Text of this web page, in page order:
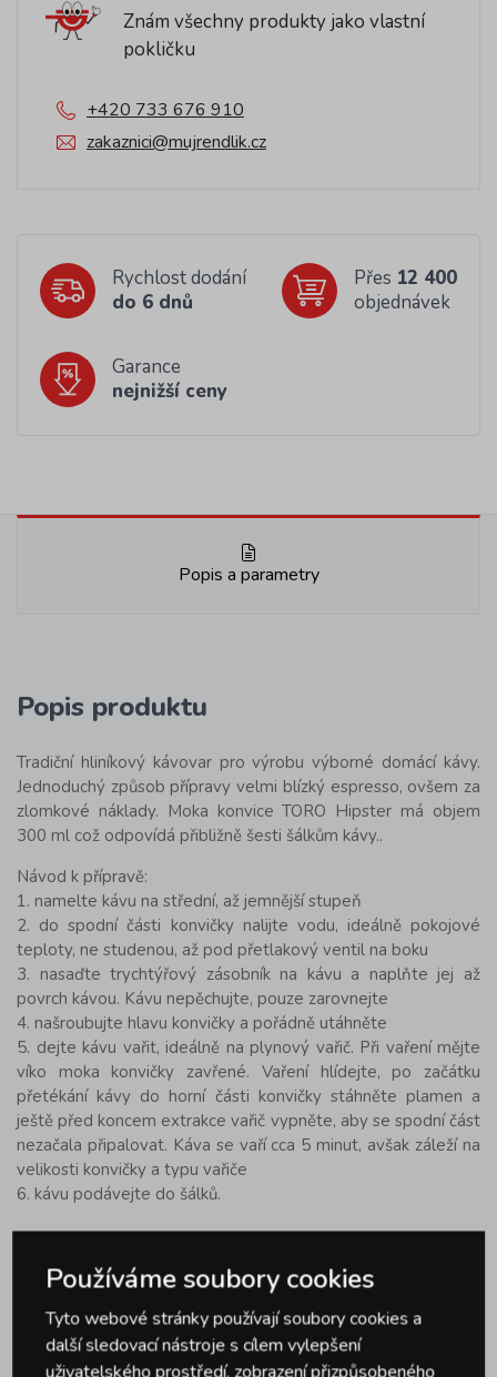
Znám všechny produkty jako vlastní
pokličku
+420 733 676 910
zakaznici@mujrendlik.cz
Rychlost dodání
do 6 dnů
Přes 12 400
objednávek
Garance
nejnižší ceny
Popis a parametry
Popis produktu
Tradiční hliníkový kávovar pro výrobu výborné domácí kávy.
Jednoduchý způsob přípravy velmi blízký espresso, ovšem za
zlomkové náklady. Moka konvice TORO Hipster má objem
300 ml což odpovídá přibližně šesti šálkům kávy..
Návod k přípravě:
1. namelte kávu na střední, až jemnější stupeň
2. do spodní části konvičky nalijte vodu, ideálně pokojové
teploty, ne studenou, až pod přetlakový ventil na boku
3. nasaďte trychtýřový zásobník na kávu a naplňte jej až
povrch kávou. Kávu nepěchujte, pouze zarovnejte
4. našroubujte hlavu konvičky a pořádně utáhněte
5. dejte kávu vařit, ideálně na plynový vařič. Při vaření mějte
víko moka konvičky zavřené. Vaření hlídejte, po začátku
přetékání kávy do horní části konvičky stáhněte plamen a
ještě před koncem extrakce vařič vypněte, aby se spodní část
nezačala připalovat. Káva se vaří cca 5 minut, avšak záleží na
velikosti konvičky a typu vařiče
6. kávu podávejte do šálků.
Značka TORO
Používáme soubory cookies
Tyto webové stránky používají soubory cookies a
další sledovací nástroje s cílem vylepšení
uživatelského prostředí, zobrazení přizpůsobeného